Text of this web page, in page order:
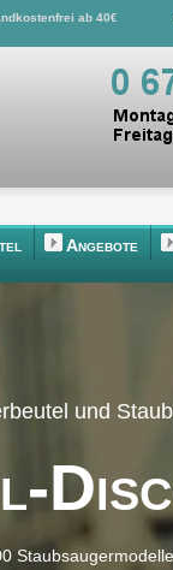
ab 40€
Angebote
und
Staubsaugermodelle